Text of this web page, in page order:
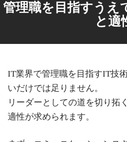
管理職を目指すうえ
と適
IT業界で管理職を目指すIT技
いだけでは足りません。
リーダーとしての道を切り拓
適性が求められます。